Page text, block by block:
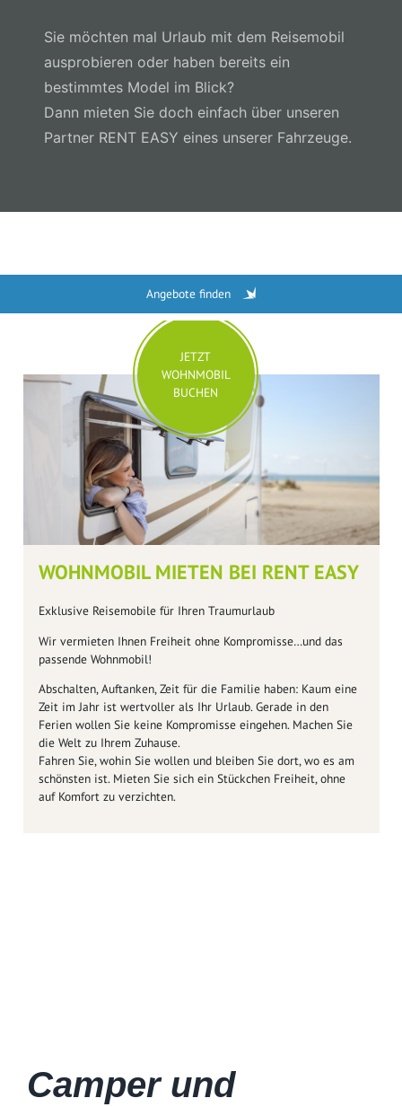
Sie möchten mal Urlaub mit dem Reisemobil
ausprobieren oder haben bereits ein
bestimmtes Model im Blick?
Dann mieten Sie doch einfach über unseren
Partner RENT EASY eines unserer Fahrzeuge.
Camper und